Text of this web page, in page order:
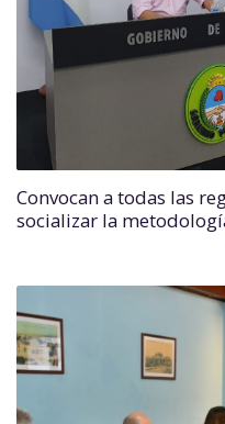
Convocan a todas las
socializar la